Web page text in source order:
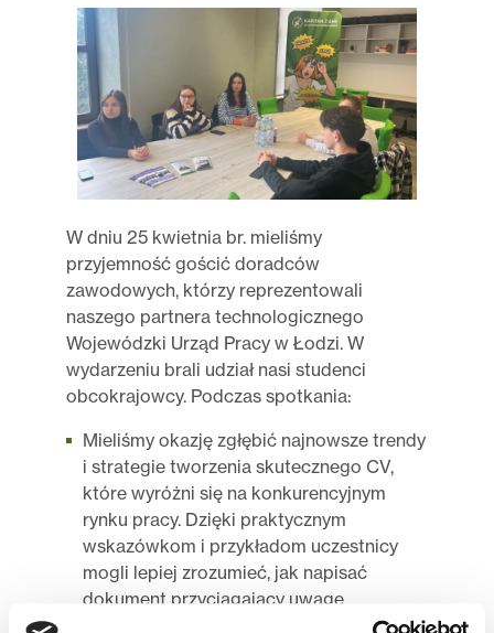
W dniu 25 kwietnia br. mieliśmy
przyjemność gościć doradców
zawodowych, którzy reprezentowali
naszego partnera technologicznego
Wojewódzki Urząd Pracy w Łodzi. W
wydarzeniu brali udział nasi studenci
obcokrajowcy. Podczas spotkania:
Mieliśmy okazję zgłębić najnowsze trendy
i strategie tworzenia skutecznego CV,
które wyróżni się na konkurencyjnym
rynku pracy. Dzięki praktycznym
wskazówkom i przykładom uczestnicy
mogli lepiej zrozumieć, jak napisać
dokument przyciągający uwagę